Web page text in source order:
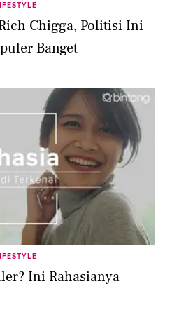
Chigga, Politisi Ini
Banget
Ini Rahasianya